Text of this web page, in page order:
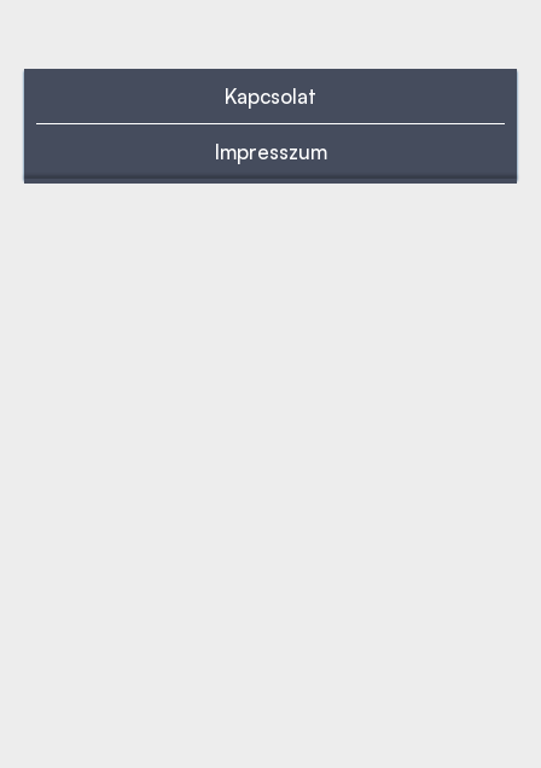
Kapcsolat
Impresszum